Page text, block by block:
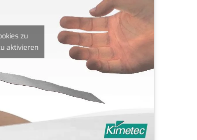
zu
aktivieren